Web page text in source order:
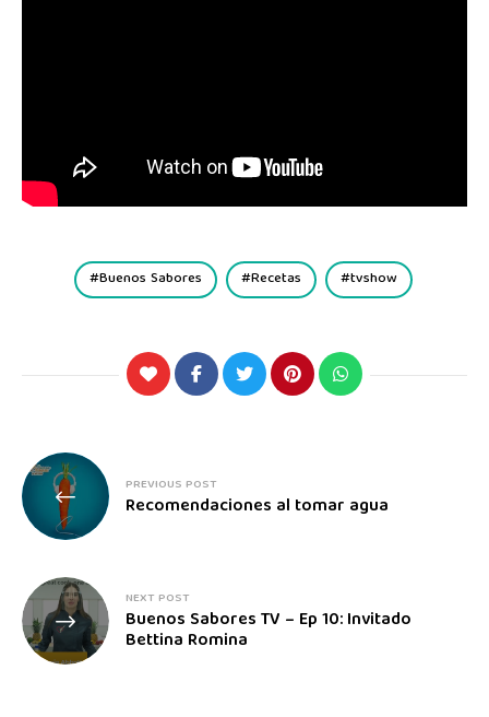
Buenos Sabores Recetas tvshow
PREVIOUS POST
Recomendaciones al tomar agua
NEXT POST
Buenos Sabores TV – Ep 10: Invitado
Bettina Romina